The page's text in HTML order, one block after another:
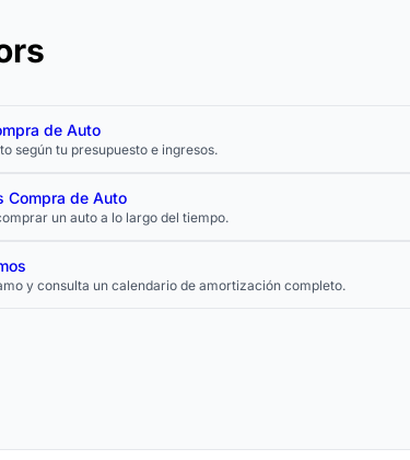
de Auto
según tu presupuesto e ingresos.
Compra de Auto
un auto a lo largo del tiempo.
y consulta un calendario de amortización completo.